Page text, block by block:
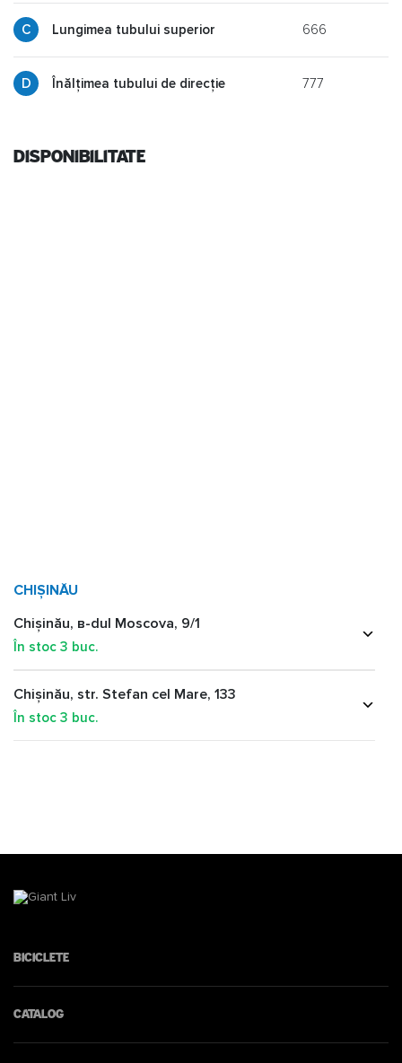
Lungimea tubului superior 666
Înălțimea tubului de direcție 777
Disponibilitate
CHIȘINĂU
Chișinău, в-dul Moscova, 9/1
În stoc 3 buc.
Chișinău, str. Stefan cel Mare, 133
În stoc 3 buc.
Biciclete
Catalog